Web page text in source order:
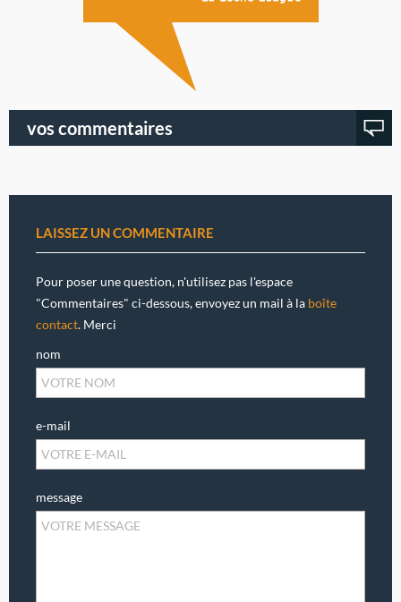
vos commentaires
LAISSEZ UN COMMENTAIRE
Pour poser une question, n'utilisez pas l'espace
"Commentaires" ci-dessous, envoyez un mail à la boîte
contact. Merci
nom
e-mail
message